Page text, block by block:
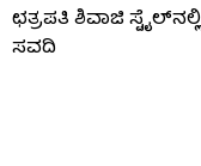
ಛತ್ರಪತಿ ಶಿವಾಜಿ
ಸವದಿ